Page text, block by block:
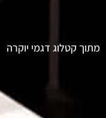
מתוך קטלוג דגמי יוקרה